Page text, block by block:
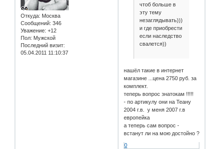
Откуда: Москва
Сообщений: 346
Уважение: +12
Пол: Мужской
Последний визит:
05.04.2011 11:10:37
чтоб больше в
эту тему
незаглядывать)))
и где приобрести
если наследство
свалется))
нашёл такие в интернет
магазине ...цена 2750 руб. за
комплект.
теперь вопрос знатокам !!!!!
- по артикулу они на Теану
2004 г.в. у меня 2007 г.в
европейка
а теперь сам вопрос -
встанут ли на мою достойно ?
0